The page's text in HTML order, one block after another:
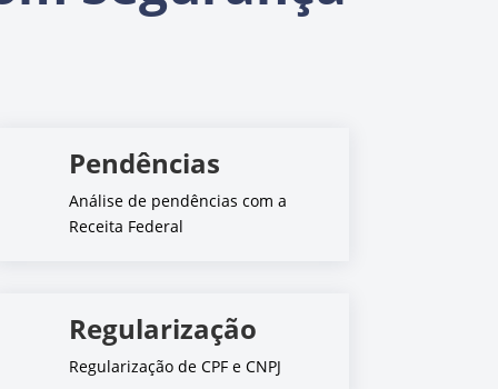
Pendências
Análise de pendências com a
Receita Federal
Regularização
Regularização de CPF e CNPJ